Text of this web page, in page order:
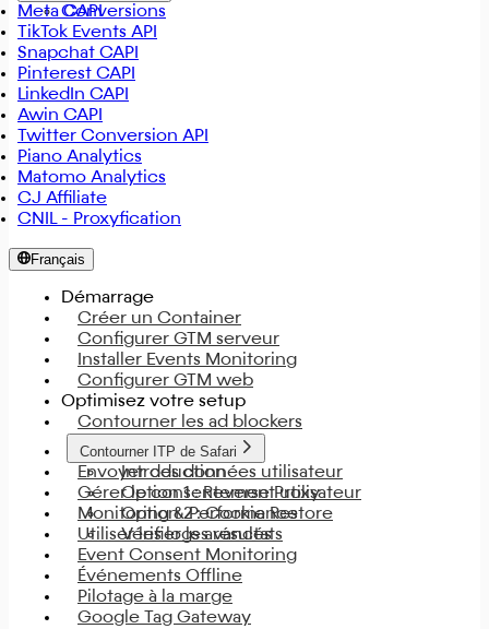
Conversions
Meta CAPI
TikTok Events API
Snapchat CAPI
Pinterest CAPI
LinkedIn CAPI
Awin CAPI
Twitter Conversion API
Piano Analytics
Matomo Analytics
CJ Affiliate
CNIL - Proxyfication
Français
Démarrage
Créer un Container
Configurer GTM serveur
Installer Events Monitoring
Configurer GTM web
Optimisez votre setup
Contourner les ad blockers
Contourner ITP de Safari
Introduction
Option 1 : Reverse Proxy
Option 2 : Cookie Restore
Vérifier les résultats
Envoyer des données utilisateur
Gérer le consentement utilisateur
Monitoring & Performance
Utiliser les logs avancés
Event Consent Monitoring
Événements Offline
Pilotage à la marge
Google Tag Gateway